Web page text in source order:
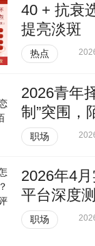
40 + 抗衰
提亮淡斑
热点
2026青年
制”突围，
职场
2026年4
平台深度
职场